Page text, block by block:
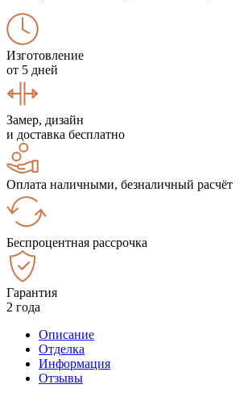
Изготовление
от 5 дней
Замер, дизайн
и доставка бесплатно
Оплата наличными, безналичный расчёт
Беспроцентная рассрочка
Гарантия
2 года
Описание
Отделка
Информация
Отзывы